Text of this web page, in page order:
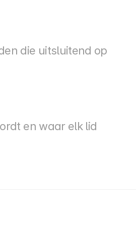
die uitsluitend op
en waar elk lid